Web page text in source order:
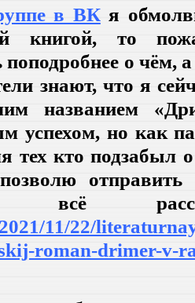
в ВКя
книгой, то
поподробнее о чём,
знают, что я
названием
успехом, но как
тех кто подзабыл
всё
11/22/
roman-drimer-v-